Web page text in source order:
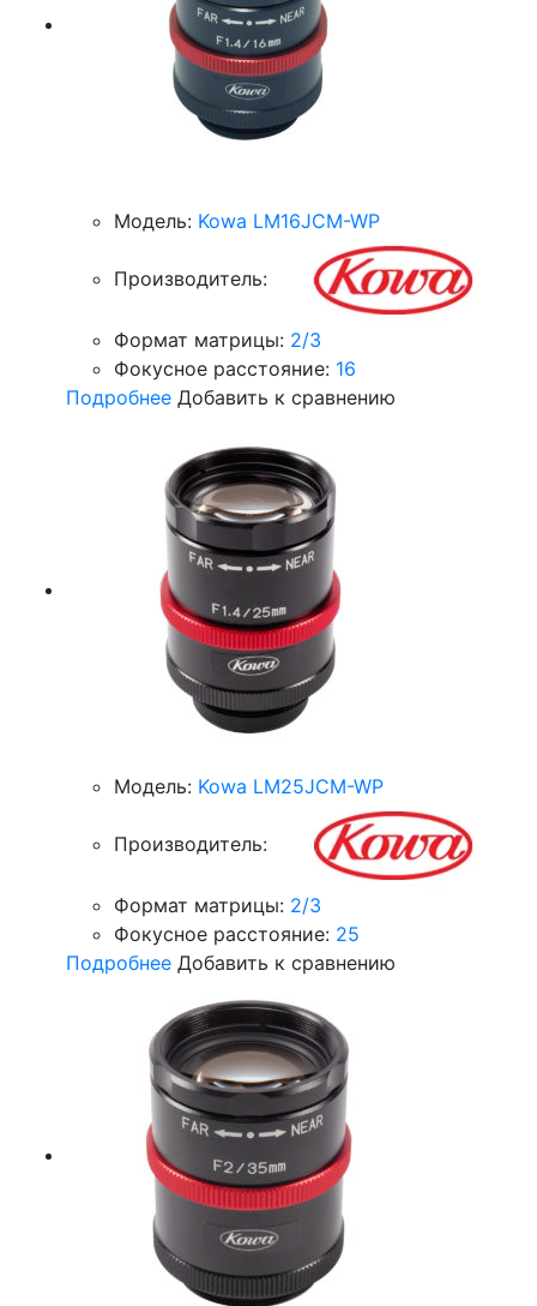
Модель: Kowa LM16JCM-WP
Производитель:
Формат матрицы: 2/3
Фокусное расстояние: 16
Подробнее Добавить к сравнению
Модель: Kowa LM25JCM-WP
Производитель:
Формат матрицы: 2/3
Фокусное расстояние: 25
Подробнее Добавить к сравнению